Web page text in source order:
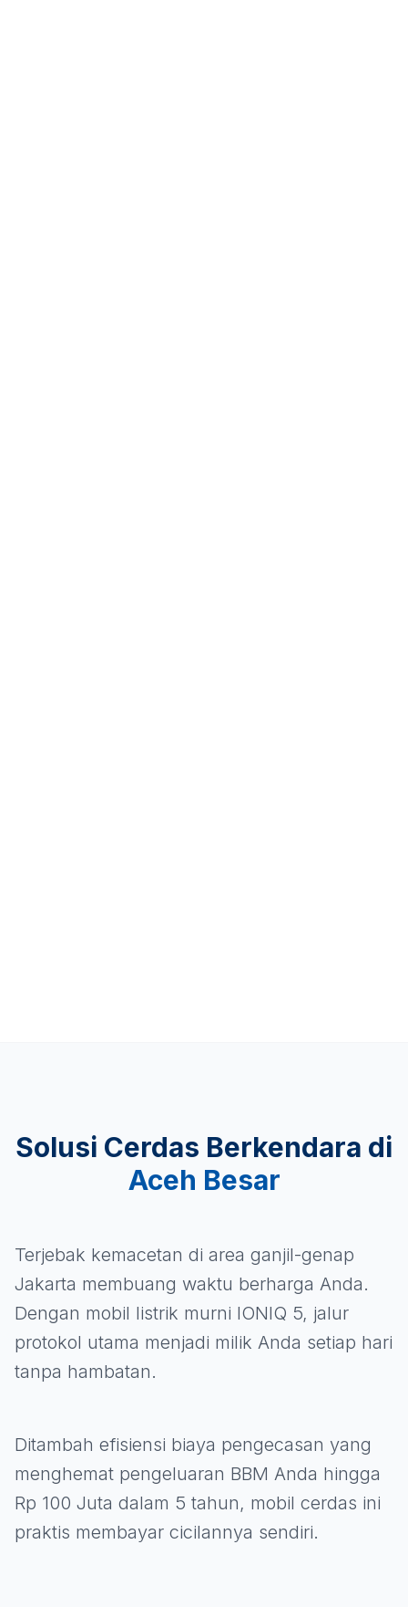
Solusi Cerdas Berkendara di
Aceh Besar
Terjebak kemacetan di area ganjil-genap
Jakarta membuang waktu berharga Anda.
Dengan mobil listrik murni IONIQ 5, jalur
protokol utama menjadi milik Anda setiap hari
tanpa hambatan.
Ditambah efisiensi biaya pengecasan yang
menghemat pengeluaran BBM Anda hingga
Rp 100 Juta dalam 5 tahun, mobil cerdas ini
praktis membayar cicilannya sendiri.